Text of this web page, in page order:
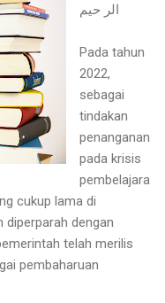
الر حيم
Pada tahun
2022,
sebagai
tindakan
penanganan
pada krisis
pembelajara
cukup lama di
diperparah dengan
telah merilis
pembaharuan